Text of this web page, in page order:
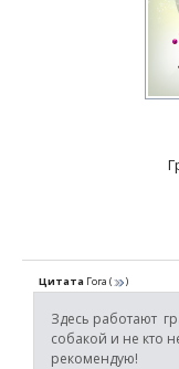
Цитата Гога ( )
Здесь работают
собакой и не кто
рекомендую!